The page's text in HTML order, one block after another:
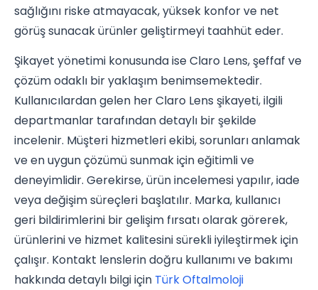
sağlığını riske atmayacak, yüksek konfor ve net
görüş sunacak ürünler geliştirmeyi taahhüt eder.
Şikayet yönetimi konusunda ise Claro Lens, şeffaf ve
çözüm odaklı bir yaklaşım benimsemektedir.
Kullanıcılardan gelen her Claro Lens şikayeti, ilgili
departmanlar tarafından detaylı bir şekilde
incelenir. Müşteri hizmetleri ekibi, sorunları anlamak
ve en uygun çözümü sunmak için eğitimli ve
deneyimlidir. Gerekirse, ürün incelemesi yapılır, iade
veya değişim süreçleri başlatılır. Marka, kullanıcı
geri bildirimlerini bir gelişim fırsatı olarak görerek,
ürünlerini ve hizmet kalitesini sürekli iyileştirmek için
çalışır. Kontakt lenslerin doğru kullanımı ve bakımı
hakkında detaylı bilgi için Türk Oftalmoloji